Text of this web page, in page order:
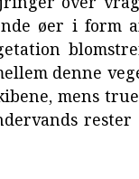
øer i form
denne
mens
rester